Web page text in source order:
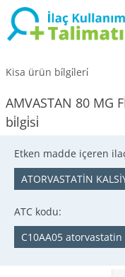
Kisa ürün bi̇lgi̇leri̇
AMVASTAN 80 MG
bi̇lgi̇si̇
Etken madde içeren
ATORVASTATİN
ATC kodu:
C10AA05 atorvastatin